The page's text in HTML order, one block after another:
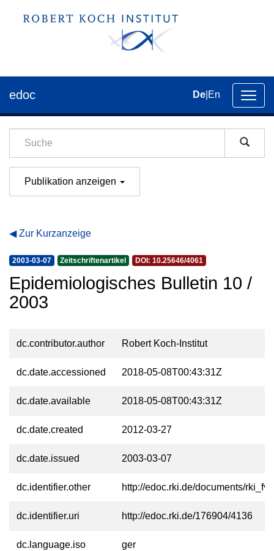
der
edoc De En
Publikation anzeigen
Zur Kurzanzeige
2003-03-07 Zeitschriftenartikel DOI: 10.25646/4061
Epidemiologisches Bulletin 10 /
2003
dc.contributor.author Robert Koch-Institut
dc.date.accessioned 2018-05-08T00:43:31Z
dc.date.available 2018-05-08T00:43:31Z
dc.date.created 2012-03-27
dc.date.issued 2003-03-07
dc.identifier.other http://edoc.rki.de/documents/
dc.identifier.uri http://edoc.rki.de/176904/4136
dc.language.iso ger